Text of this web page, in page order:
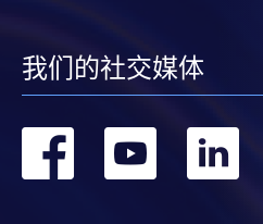
我们的社交媒体
转 转